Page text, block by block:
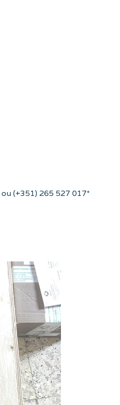
ou (+351) 265 527 017*